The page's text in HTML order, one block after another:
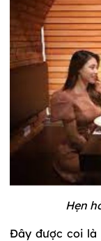
Hẹn
Đây được coi là